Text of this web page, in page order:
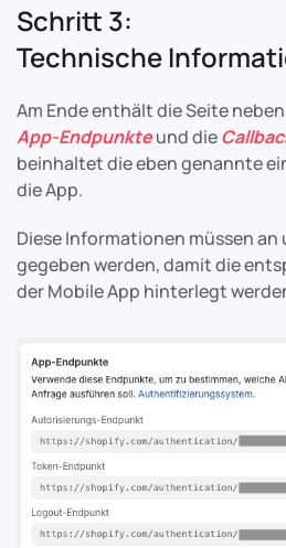
Schritt 3:
Technische
Am Ende enthält die Seite
App-Endpunkteund die
beinhaltet die eben genannte
die App.
Diese Informationen müssen an
gegeben werden, damit die
der Mobile App hinterlegt